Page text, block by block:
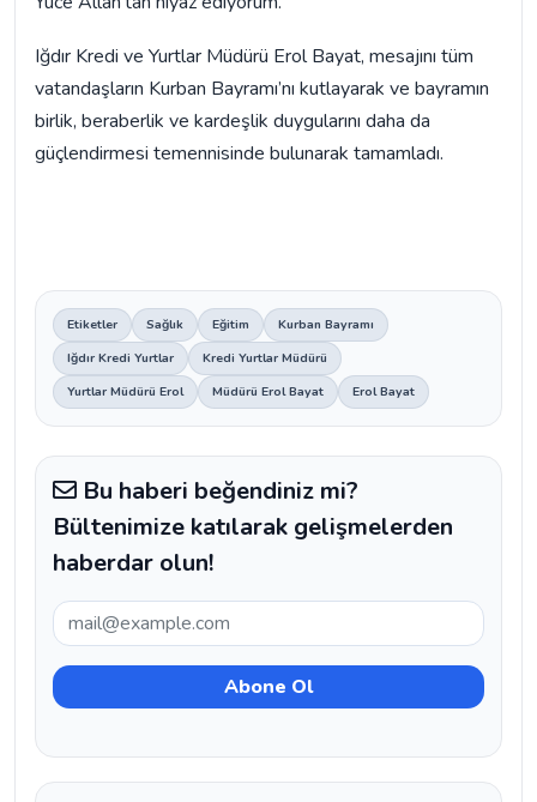
Iğdır Kredi ve Yurtlar Müdürü Erol Bayat, mesajını tüm
vatandaşların Kurban Bayramı’nı kutlayarak ve bayramın
birlik, beraberlik ve kardeşlik duygularını daha da
güçlendirmesi temennisinde bulunarak tamamladı.
Etiketler Sağlık Eğitim
Kurban Bayramı
Iğdır Kredi Yurtlar
Kredi Yurtlar Müdürü
Yurtlar Müdürü Erol
Müdürü Erol Bayat Erol Bayat
Bu haberi beğendiniz mi?
Bültenimize katılarak gelişmelerden
haberdar olun!